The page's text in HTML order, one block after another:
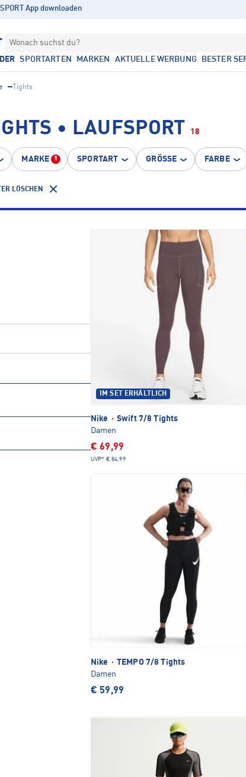
App downloaden
Wonach suchst du?
SPORTARTEN MARKEN AKTUELLE WERBUNG BESTER
Tights
• LAUFSPORT 18
MARKE 1 SPORTART GRÖSSE FARBE
LÖSCHEN
IM SET ERHÄLTLICH
Nike · Swift 7/8 Tights
Damen
€ 69,99
UVP* € 84,99
Nike · TEMPO 7/8 Tights
Damen
€ 59,99